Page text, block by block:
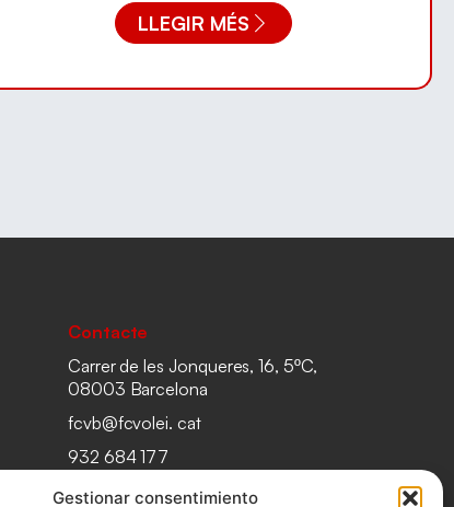
Gestionar consentimiento
LLEGIR MÉS
Contacte
Carrer de les Jonqueres, 16, 5ºC,
08003 Barcelona
fcvb@fcvolei. cat
932 684 177